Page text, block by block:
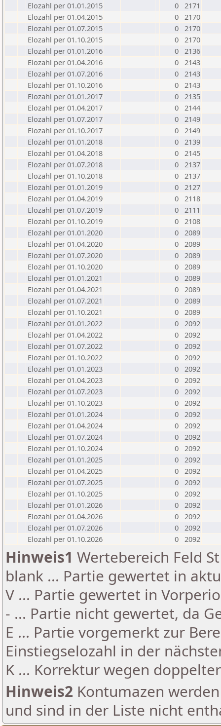
Elozahl per 01.01.2015
0 2171
Elozahl per 01.04.2015
0 2170
Elozahl per 01.07.2015
0 2170
Elozahl per 01.10.2015
0 2170
Elozahl per 01.01.2016
0 2136
Elozahl per 01.04.2016
0 2143
Elozahl per 01.07.2016
0 2143
Elozahl per 01.10.2016
0 2143
Elozahl per 01.01.2017
0 2135
Elozahl per 01.04.2017
0 2144
Elozahl per 01.07.2017
0 2149
Elozahl per 01.10.2017
0 2149
Elozahl per 01.01.2018
0 2139
Elozahl per 01.04.2018
0 2145
Elozahl per 01.07.2018
0 2137
Elozahl per 01.10.2018
0 2137
Elozahl per 01.01.2019
0 2127
Elozahl per 01.04.2019
0 2118
Elozahl per 01.07.2019
0 2111
Elozahl per 01.10.2019
0 2108
Elozahl per 01.01.2020
0 2089
Elozahl per 01.04.2020
0 2089
Elozahl per 01.07.2020
0 2089
Elozahl per 01.10.2020
0 2089
Elozahl per 01.01.2021
0 2089
Elozahl per 01.04.2021
0 2089
Elozahl per 01.07.2021
0 2089
Elozahl per 01.10.2021
0 2089
Elozahl per 01.01.2022
0 2092
Elozahl per 01.04.2022
0 2092
Elozahl per 01.07.2022
0 2092
Elozahl per 01.10.2022
0 2092
Elozahl per 01.01.2023
0 2092
Elozahl per 01.04.2023
0 2092
Elozahl per 01.07.2023
0 2092
Elozahl per 01.10.2023
0 2092
Elozahl per 01.01.2024
0 2092
Elozahl per 01.04.2024
0 2092
Elozahl per 01.07.2024
0 2092
Elozahl per 01.10.2024
0 2092
Elozahl per 01.01.2025
0 2092
Elozahl per 01.04.2025
0 2092
Elozahl per 01.07.2025
0 2092
Elozahl per 01.10.2025
0 2092
Elozahl per 01.01.2026
0 2092
Elozahl per 01.04.2026
0 2092
Elozahl per 01.07.2026
0 2092
Elozahl per 01.10.2026
0 2092
Hinweis1 Wertebereich Feld
blank ... Partie gewertet in
V ... Partie gewertet in
- ... Partie nicht gewertet, da
E ... Partie vorgemerkt zur
Einstiegselozahl in der
K ... Korrektur wegen
Hinweis2 Kontumazen
und sind in der Liste nicht